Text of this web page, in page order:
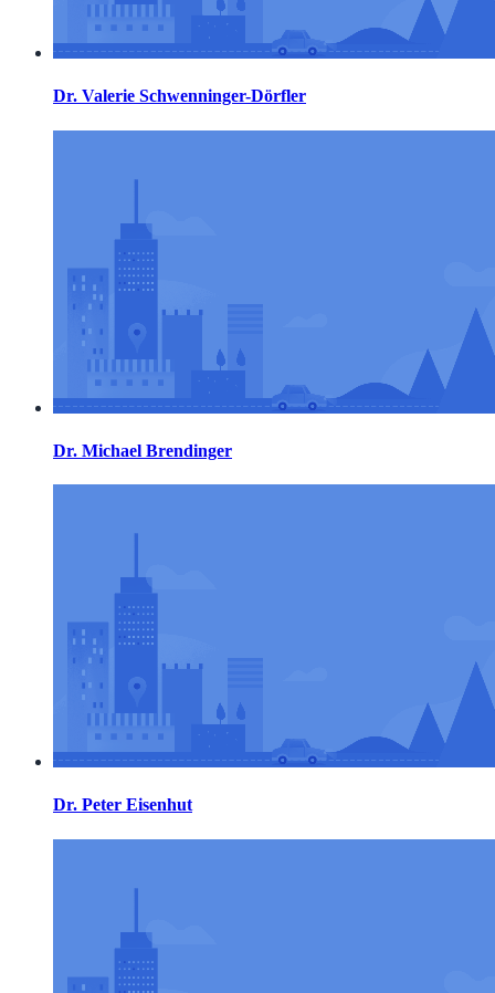
Dr. Valerie Schwenninger-Dörfler
Dr. Michael Brendinger
Dr. Peter Eisenhut